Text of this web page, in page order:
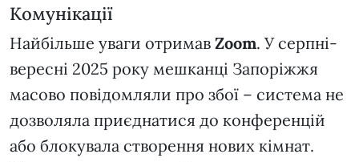
Комунікації
Найбільше уваги отримав Zoom. У серпні-
вересні 2025 року мешканці Запоріжжя
масово повідомляли про збої – система не
дозволяла приєднатися до конференцій
або блокувала створення нових кімнат.